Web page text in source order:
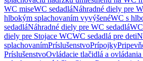
WC miseWC sedadláNáhradné diely pre
hlbokým splachovaním vyvýšenéWC s
sedadláNáhradné diely pre WC sedadlá
diely pre Stojace WCWC sedadlá pre deti
splachovanímPríslušenstvoPrípojky
PríslušenstvoOvládacie tlačidlá a